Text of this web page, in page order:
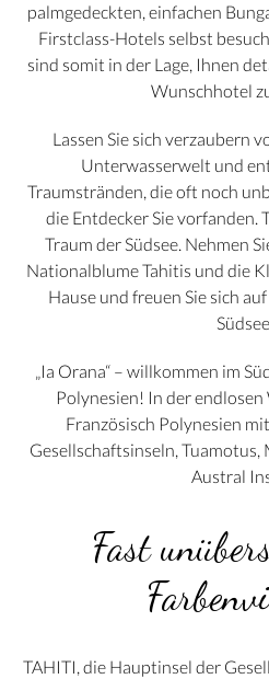
palmgedeckten, einfachen
Firstclass-Hotels selbst
sind somit in der Lage, Ihnen
Wunschhotel
Lassen Sie sich verzaubern
Unterwasserwelt und
Traumstränden, die oft noch
die Entdecker Sie vorfanden.
Traum der Südsee. Nehmen
Nationalblume Tahitis und die
Hause und freuen Sie sich
„Ia Orana“ – willkommen im
Polynesien! In der
Französisch Polynesien
Gesellschaftsinseln, Tuamotus,
Austral
Fast
TAHITI, die Hauptinsel der